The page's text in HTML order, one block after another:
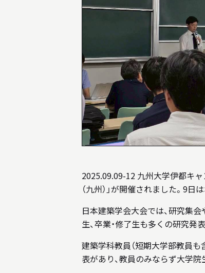
AWARD
2025.09.09-12 九州大学伊都キ
（九州）」が開催されました。9
日本建築学会大会では、研究集
生、卒業・修了生も多くの研究発
建築学科教員（短期大学部教員
表があり、教員のみならず大学